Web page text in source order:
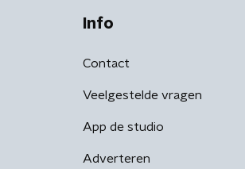
Info
Contact
Veelgestelde vragen
App de studio
Adverteren